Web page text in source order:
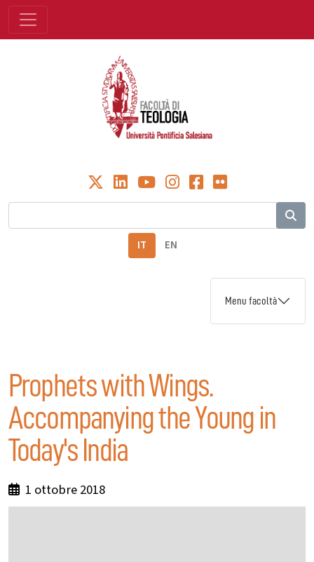
IT EN
Menu facoltà
Prophets with Wings.
Accompanying the Young in
Today's India
1 ottobre 2018